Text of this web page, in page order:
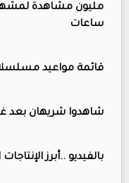
مليون مشاهدة
ساعات
قائمة مواعيد مسلسلات
شاهدوا شريهان بعد
بالفيديو ..أبرز